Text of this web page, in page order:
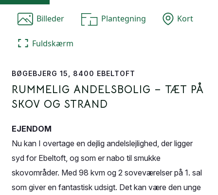
Billeder Plantegning Kort
Fuldskærm
BØGEBJERG 15, 8400 EBELTOFT
RUMMELIG ANDELSBOLIG – TÆT PÅ
SKOV OG STRAND
EJENDOM
Nu kan I overtage en dejlig andelslejlighed, der ligger
syd for Ebeltoft, og som er nabo til smukke
skovområder. Med 98 kvm og 2 soveværelser på 1. sal
som giver en fantastisk udsigt. Det kan være den unge